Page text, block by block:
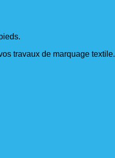
travaux de marquage textile.